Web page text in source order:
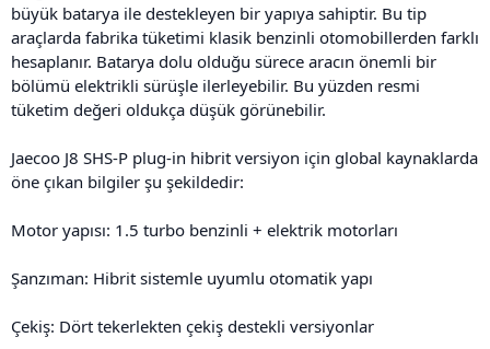
büyük batarya ile destekleyen bir yapıya sahiptir. Bu tip
araçlarda fabrika tüketimi klasik benzinli otomobillerden farklı
hesaplanır. Batarya dolu olduğu sürece aracın önemli bir
bölümü elektrikli sürüşle ilerleyebilir. Bu yüzden resmi
tüketim değeri oldukça düşük görünebilir.
Jaecoo J8 SHS-P plug-in hibrit versiyon için global kaynaklarda
öne çıkan bilgiler şu şekildedir:
Motor yapısı: 1.5 turbo benzinli + elektrik motorları
Şanzıman: Hibrit sistemle uyumlu otomatik yapı
Çekiş: Dört tekerlekten çekiş destekli versiyonlar